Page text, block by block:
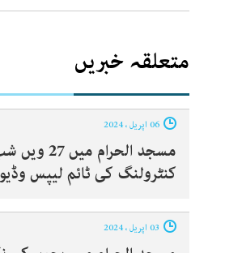
متعلقہ خبریں
مسجد الحرام
کنٹرولنگ کی ٹائم لیپس